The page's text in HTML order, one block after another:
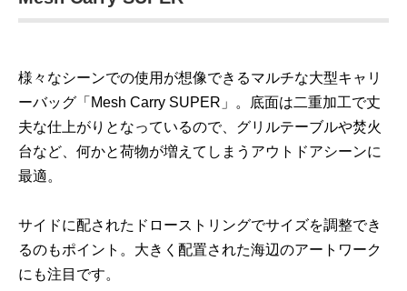
様々なシーンでの使用が想像できるマルチな大型キャリ
ーバッグ「Mesh Carry SUPER」。底面は二重加工で丈
夫な仕上がりとなっているので、グリルテーブルや焚火
台など、何かと荷物が増えてしまうアウトドアシーンに
最適。
サイドに配されたドローストリングでサイズを調整でき
るのもポイント。大きく配置された海辺のアートワーク
にも注目です。